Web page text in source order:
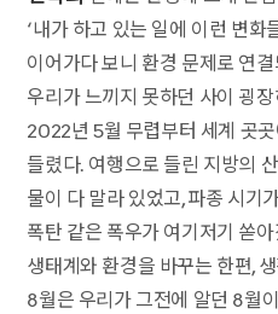
‘내가 하고 있는 일에 이런 변화
이어가다 보니 환경 문제로 연
우리가 느끼지 못하던 사이 굉
2022년 5월 무렵부터 세계 곳곳
들렸다. 여행으로 들린 지방의
물이 다 말라 있었고, 파종 시기
폭탄 같은 폭우가 여기저기 쏟
생태계와 환경을 바꾸는 한편,
8월은 우리가 그전에 알던 8월